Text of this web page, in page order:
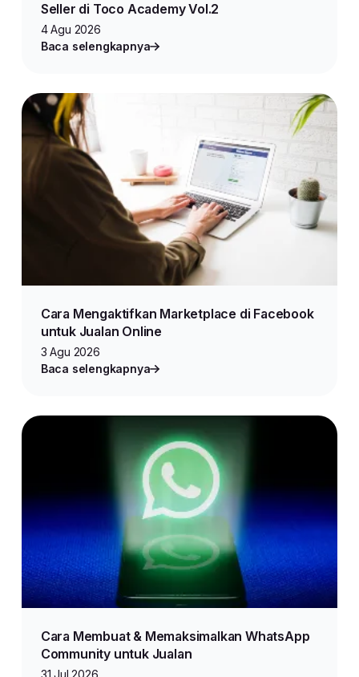
Seller di Toco Academy Vol.2
4 Agu 2026
Baca selengkapnya
Cara Mengaktifkan Marketplace di Facebook
untuk Jualan Online
3 Agu 2026
Baca selengkapnya
Cara Membuat & Memaksimalkan WhatsApp
Community untuk Jualan
31 Jul 2026